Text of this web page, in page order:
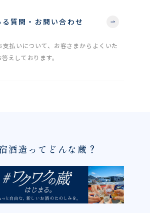
る質問・お問い合わせ
支払いについて、お客さまからよくいた
えしております。
酒造ってどんな蔵？